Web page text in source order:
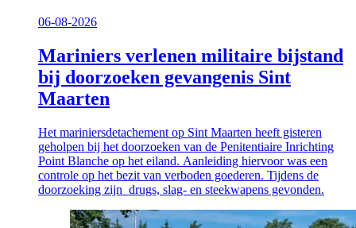
06-08-2026
Mariniers verlenen militaire bijstand
bij doorzoeken gevangenis Sint
Maarten
Het mariniersdetachement op Sint Maarten heeft gisteren
geholpen bij het doorzoeken van de Penitentiaire Inrichting
Point Blanche op het eiland. Aanleiding hiervoor was een
controle op het bezit van verboden goederen. Tijdens de
doorzoeking zijn drugs, slag- en steekwapens gevonden.